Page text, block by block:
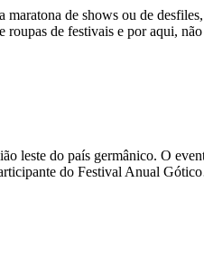
de shows ou de
roupas de festivais e por aqui,
do país germânico. O
do Festival Anual